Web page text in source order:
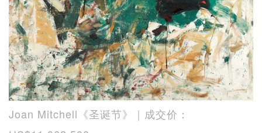
Joan Mitchell《圣诞节》｜成交价：